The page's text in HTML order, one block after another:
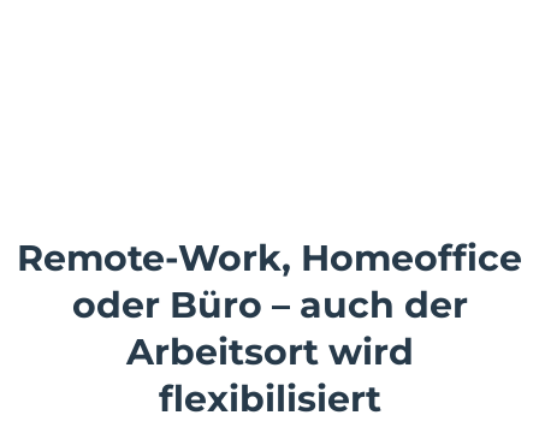
Remote-Work, Homeoffice
oder Büro – auch der
Arbeitsort wird
flexibilisiert